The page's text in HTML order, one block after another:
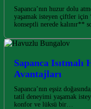
Sapanca’nın huzur dolu
yaşamak isteyen çiftler için
konseptli nerede kalınır**
Sapanca Isıtmalı
Avantajları
Sapanca’nın eşsiz
tatil deneyimi yaşamak
konfor ve lüksü bir…